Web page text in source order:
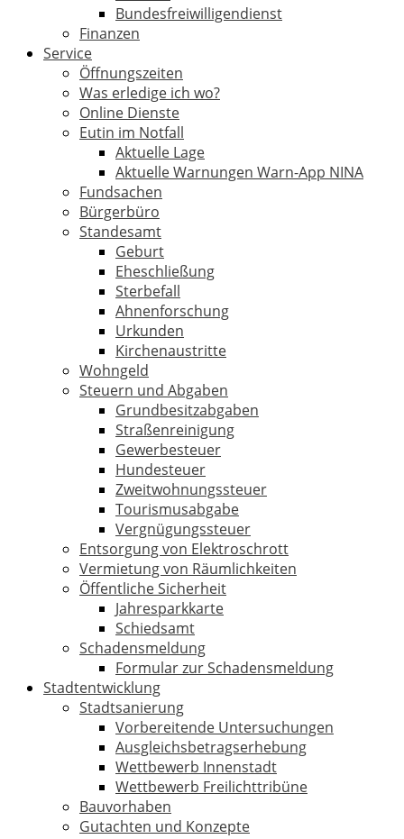
Bundesfreiwilligendienst
Finanzen
Service
Öffnungszeiten
Was erledige ich wo?
Online Dienste
Eutin im Notfall
Aktuelle Lage
Aktuelle Warnungen Warn-App NINA
Fundsachen
Bürgerbüro
Standesamt
Geburt
Eheschließung
Sterbefall
Ahnenforschung
Urkunden
Kirchenaustritte
Wohngeld
Steuern und Abgaben
Grundbesitzabgaben
Straßenreinigung
Gewerbesteuer
Hundesteuer
Zweitwohnungssteuer
Tourismusabgabe
Vergnügungssteuer
Entsorgung von Elektroschrott
Vermietung von Räumlichkeiten
Öffentliche Sicherheit
Jahresparkkarte
Schiedsamt
Schadensmeldung
Formular zur Schadensmeldung
Stadtentwicklung
Stadtsanierung
Vorbereitende Untersuchungen
Ausgleichsbetragserhebung
Wettbewerb Innenstadt
Wettbewerb Freilichttribüne
Bauvorhaben
Gutachten und Konzepte